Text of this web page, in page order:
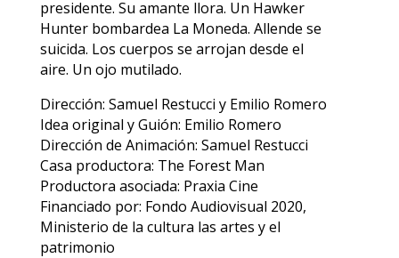
presidente. Su amante llora. Un Hawker
Hunter bombardea La Moneda. Allende se
suicida. Los cuerpos se arrojan desde el
aire. Un ojo mutilado.
Dirección: Samuel Restucci y Emilio Romero
Idea original y Guión: Emilio Romero
Dirección de Animación: Samuel Restucci
Casa productora: The Forest Man
Productora asociada: Praxia Cine
Financiado por: Fondo Audiovisual 2020,
Ministerio de la cultura las artes y el
patrimonio